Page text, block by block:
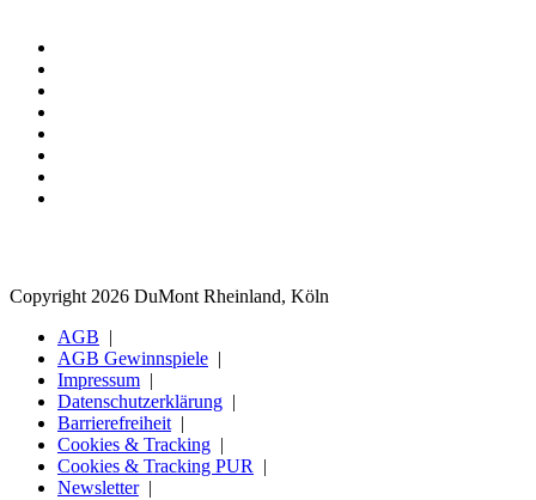
Copyright 2026 DuMont Rheinland, Köln
AGB
AGB Gewinnspiele
Impressum
Datenschutzerklärung
Barrierefreiheit
Cookies & Tracking
Cookies & Tracking PUR
Newsletter